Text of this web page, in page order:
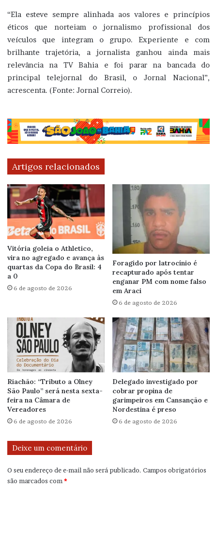
“Ela esteve sempre alinhada aos valores e princípios
éticos que norteiam o jornalismo profissional dos
veículos que integram o grupo. Experiente e com
brilhante trajetória, a jornalista ganhou ainda mais
relevância na TV Bahia e foi parar na bancada do
principal telejornal do Brasil, o Jornal Nacional”,
acrescenta. (Fonte: Jornal Correio).
Artigos relacionados
Vitória goleia o Athletico,
vira no agregado e avança às
quartas da Copa do Brasil: 4
a 0
6 de agosto de 2026
Foragido por latrocínio é
recapturado após tentar
enganar PM com nome falso
em Araci
6 de agosto de 2026
Riachão: “Tributo a Olney
São Paulo” será nesta sexta-
feira na Câmara de
Vereadores
6 de agosto de 2026
Delegado investigado por
cobrar propina de
garimpeiros em Cansanção e
Nordestina é preso
6 de agosto de 2026
Deixe um comentário
O seu endereço de e-mail não será publicado. Campos obrigatórios
são marcados com *